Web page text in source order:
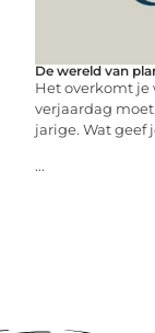
De wereld van
Het overkomt je
verjaardag
jarige. Wat geef
...